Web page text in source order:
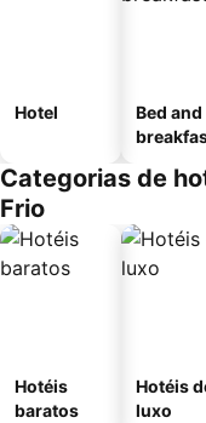
Hotel
Bed and
Categorias de
Frio
Hotéis
baratos
Hotéis
luxo